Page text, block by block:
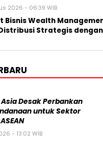
2026 - 06:39 WIB
Bisnis Wealth
Strategis
Desak Perbankan
untuk Sektor
- 13:02 WIB